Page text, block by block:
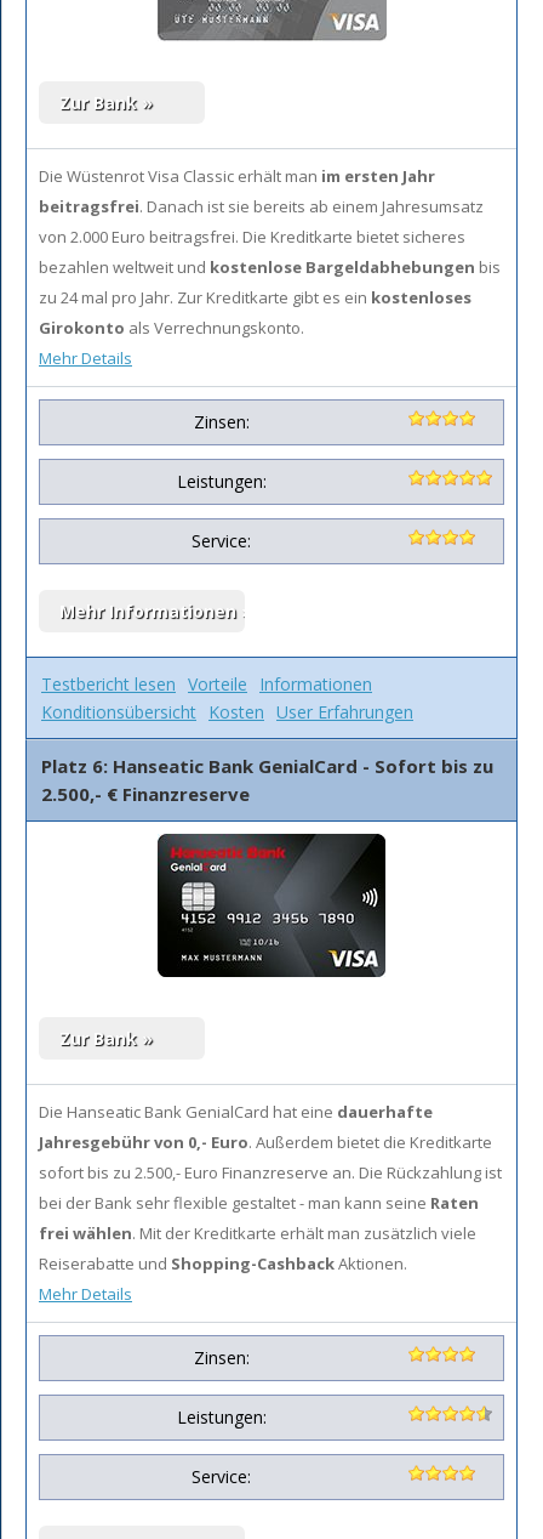
Die Wüstenrot Visa Classic erhält man im ersten Jahr
beitragsfrei. Danach ist sie bereits ab einem Jahresumsatz
von 2.000 Euro beitragsfrei. Die Kreditkarte bietet sicheres
bezahlen weltweit und kostenlose Bargeldabhebungen bis
zu 24 mal pro Jahr. Zur Kreditkarte gibt es ein kostenloses
Girokonto als Verrechnungskonto.
Mehr Details
Zinsen:
Leistungen:
Service:
Testbericht lesen Vorteile
Informationen
Konditionsübersicht Kosten User Erfahrungen
Platz 6: Hanseatic Bank GenialCard - Sofort bis zu
2.500,- € Finanzreserve
Die Hanseatic Bank GenialCard hat eine dauerhafte
Jahresgebühr von 0,- Euro. Außerdem bietet die Kreditkarte
sofort bis zu 2.500,- Euro Finanzreserve an. Die Rückzahlung ist
bei der Bank sehr flexible gestaltet - man kann seine Raten
frei wählen. Mit der Kreditkarte erhält man zusätzlich viele
Reiserabatte und Shopping-CashbackAktionen.
Mehr Details
Zinsen:
Leistungen:
Service: